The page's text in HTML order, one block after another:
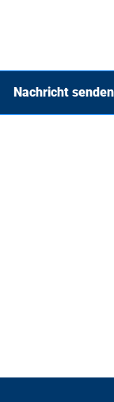
Nachricht senden